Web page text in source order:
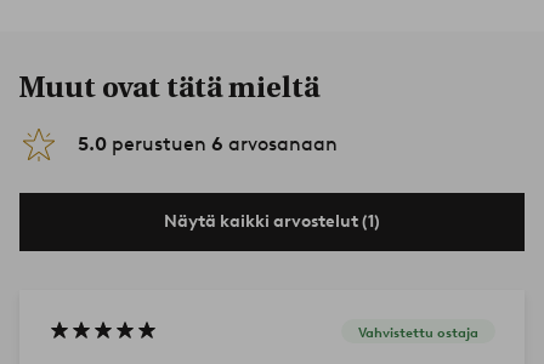
Muut ovat tätä mieltä
5.0 perustuen 6 arvosanaan
Näytä kaikki arvostelut (1)
Vahvistettu ostaja